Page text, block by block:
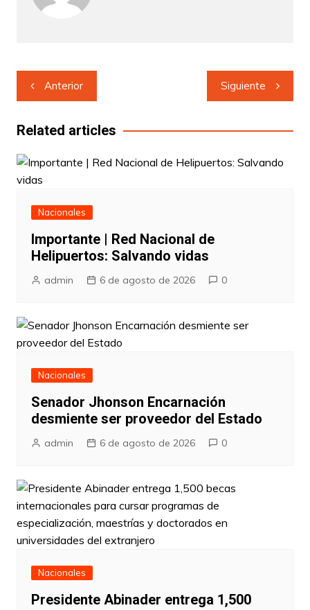
Navegación
de
entradas
Anterior Siguiente
Related articles
Nacionales
Importante | Red Nacional de
Helipuertos: Salvando vidas
admin 6 de agosto de 2026 0
Nacionales
Senador Jhonson Encarnación
desmiente ser proveedor del Estado
admin 6 de agosto de 2026 0
Nacionales
Presidente Abinader entrega 1,500